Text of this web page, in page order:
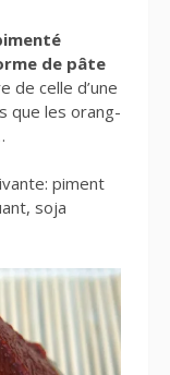
de pâte
de celle d’une
que les orang-
piment
soja